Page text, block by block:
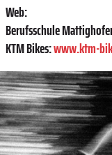
Web:
Berufsschule
KTM Bikes:www.ktm-